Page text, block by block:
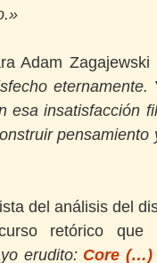
Adam
esa insatisfacción
del análisis del
retórico
erudito: Core (…)